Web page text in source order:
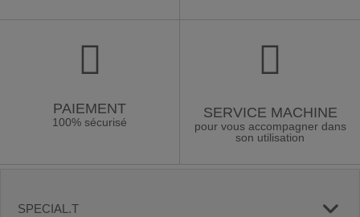
PAIEMENT
100% sécurisé
SERVICE MACHINE
pour vous accompagner dans
son utilisation
SPECIAL.T